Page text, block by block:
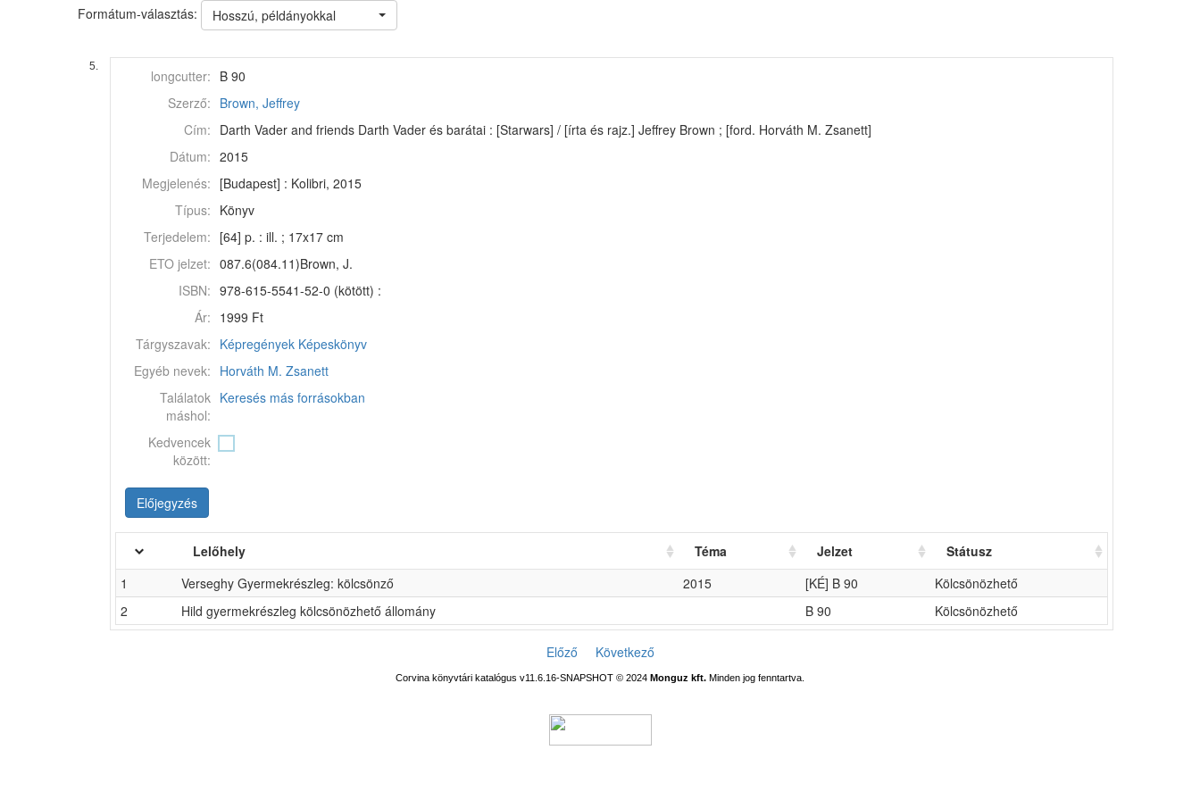
Formátum-választás: Hosszú, példányokkal
5.
longcutter: B 90
Szerző: Brown, Jeffrey
Cím: Darth Vader and friends Darth Vader és barátai : [Starwars] / [írta és rajz.] Jeffrey Brown ; [ford. Horváth M. Zsanett]
Dátum: 2015
Megjelenés: [Budapest] : Kolibri, 2015
Típus: Könyv
Terjedelem: [64] p. : ill. ; 17x17 cm
ETO jelzet: 087.6(084.11)Brown, J.
ISBN: 978-615-5541-52-0 (kötött) :
Ár: 1999 Ft
Tárgyszavak: Képregények Képeskönyv
Egyéb nevek: Horváth M. Zsanett
Találatok
máshol:
Keresés más forrásokban
Kedvencek
között:
Előjegyzés
Lelőhely Téma Jelzet
Státusz
1
Verseghy Gyermekrészleg: kölcsönző 2015 [KÉ] B 90
Kölcsönözhető
2
Hild gyermekrészleg kölcsönözhető állomány B 90 Kölcsönözhető
Előző Következő
Corvina könyvtári katalógus v11.6.16-SNAPSHOT © 2024 Monguz kft. Minden jog fenntartva.